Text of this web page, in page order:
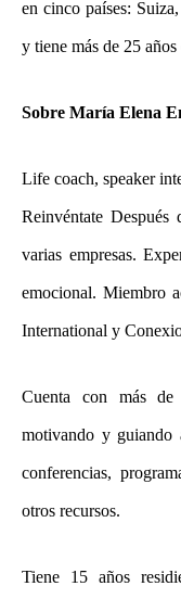
en cinco países:
y tiene más de 25
Sobre María Elena
Life coach, speaker
Reinvéntate
varias empresas.
emocional. Miembro
International y
Cuenta con más de
motivando y guiando
conferencias,
otros recursos.
Tiene 15 años